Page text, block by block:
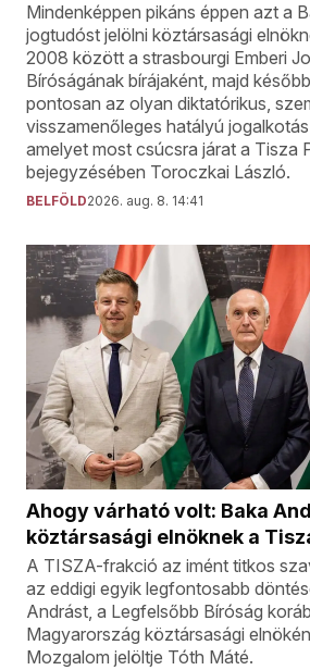
Mindenképpen pikáns éppen azt a
jogtudóst jelölni köztársasági
2008 között a strasbourgi Emberi
Bíróságának bírájaként, majd
pontosan az olyan diktatórikus,
visszamenőleges hatályú
amelyet most csúcsra járat a Tisza
bejegyzésében Toroczkai László.
BELFÖLD2026. aug. 8. 14:41
Ahogy várható volt: Baka
köztársasági elnöknek a
A TISZA-frakció az imént titkos
az eddigi egyik legfontosabb
Andrást, a Legfelsőbb Bíróság
Magyarország köztársasági
Mozgalom jelöltje Tóth Máté.